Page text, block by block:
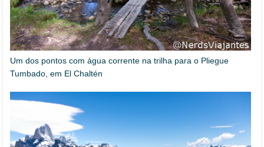
Um dos pontos com água corrente na trilha para o Pliegue
Tumbado, em El Chaltén